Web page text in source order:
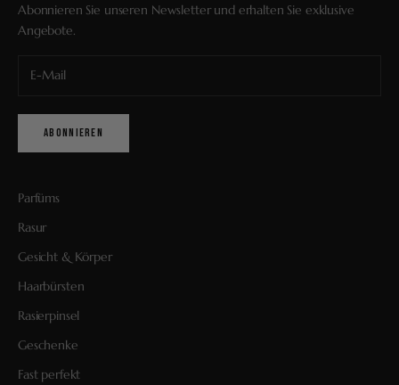
Abonnieren Sie unseren Newsletter und erhalten Sie exklusive
Angebote.
ABONNIEREN
Parfüms
Rasur
Gesicht & Körper
Haarbürsten
Rasierpinsel
Geschenke
Fast perfekt